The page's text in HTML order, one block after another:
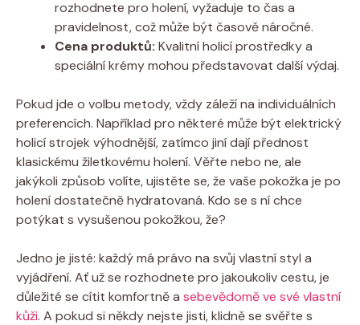
rozhodnete pro holení, vyžaduje to čas a
pravidelnost, což může být časově náročné.
Cena produktů: Kvalitní holicí prostředky a
speciální krémy mohou představovat další výdaj.
Pokud jde o volbu metody, vždy záleží na individuálních
preferencích. Například pro některé může být elektrický
holicí strojek výhodnější, zatímco jiní dají přednost
klasickému žiletkovému holení. Věřte nebo ne, ale
jakýkoli způsob volíte, ujistěte se, že vaše pokožka je po
holení dostatečně hydratovaná. Kdo se s ní chce
potýkat s vysušenou pokožkou, že?
Jedno je jisté: každý má právo na svůj vlastní styl a
vyjádření. Ať už se rozhodnete pro jakoukoliv cestu, je
důležité se cítit komfortně a sebevědomě ve své vlastní
kůži. A pokud si někdy nejste jisti, klidně se svěřte s